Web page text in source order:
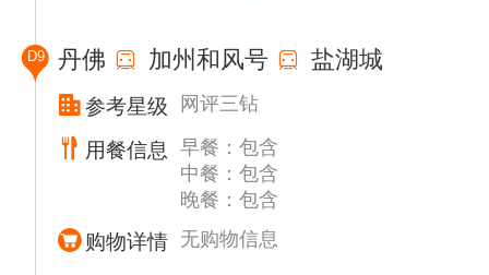
【芝加哥滨河步道】（约30分钟）漫步河畔，
感受城市风景，是欣赏世界级摩天大楼建筑群
的绝佳方式。
【海军码头】+【俄亥俄街海滩】（约45分
钟）海军码头长约900米的小型码头，最早用
于货/客运，二战时用于海军训练，所以叫海
军码头。俄亥俄街海滩位于密歇根湖畔，以适
合游泳的开放水域和天际线景观而闻名。
D9 丹佛 加州和风号 盐湖城
参考星级 网评三钻
用餐信息
早餐：包含
中餐：包含
晚餐：包含
购物详情 无购物信息